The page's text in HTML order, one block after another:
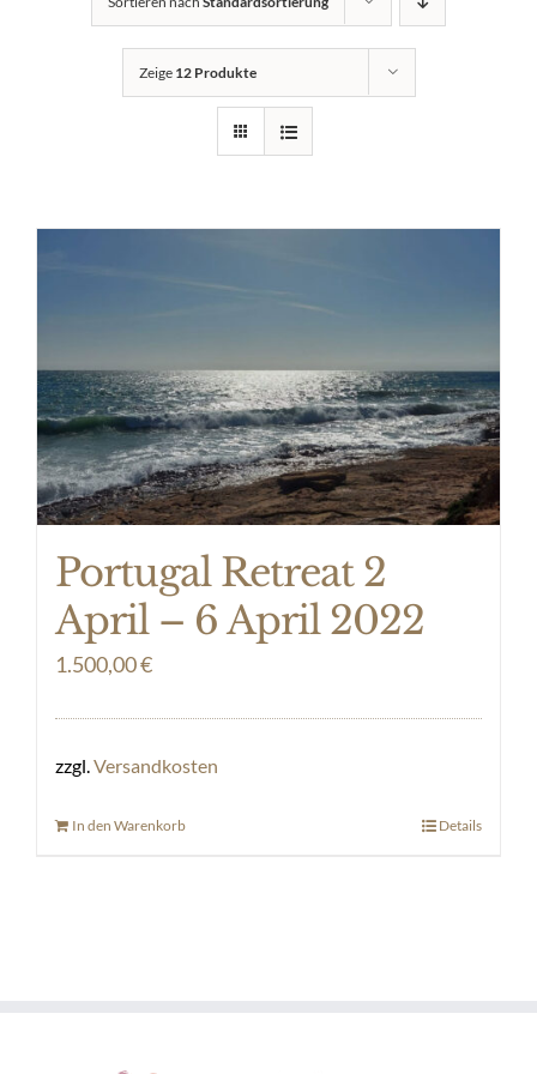
Zeige 12 Produkte
Portugal Retreat 2
April – 6 April 2022
1.500,00€
zzgl.Versandkosten
In den Warenkorb Details